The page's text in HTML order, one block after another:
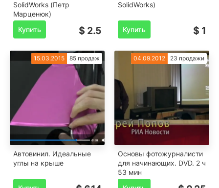
SolidWorks (Петр
Марценюк)
Купить
$ 2.5
SolidWorks)
Купить $ 1
15.03.2015 85 продаж
Автовинил. Идеальные
углы на крыше
04.09.2012 23 продажи
Основы фотожурналисти
для начинающих. DVD. 2 ч
53 мин